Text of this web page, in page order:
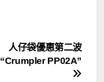
人仔袋優惠第二波
“Crumpler PP02A”